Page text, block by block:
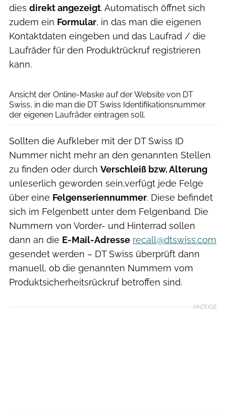
dies direkt angezeigt. Automatisch öffnet sich
zudem ein Formular, in das man die eigenen
Kontaktdaten eingeben und das Laufrad / die
Laufräder für den Produktrückruf registrieren
kann.
Ansicht der Online-Maske auf der Website von DT
Swiss, in die man die DT Swiss Identifikationsnummer
der eigenen Laufräder eintragen soll.
Sollten die Aufkleber mit der DT Swiss ID
Nummer nicht mehr an den genannten Stellen
zu finden oder durch Verschleiß bzw. Alterung
unleserlich geworden sein,verfügt jede Felge
über eine Felgenseriennummer. Diese befindet
sich im Felgenbett unter dem Felgenband. Die
Nummern von Vorder- und Hinterrad sollen
dann an die E-Mail-Adresse recall@dtswiss.com
gesendet werden – DT Swiss überprüft dann
manuell, ob die genannten Nummern vom
Produktsicherheitsrückruf betroffen sind.
ANZEIGE